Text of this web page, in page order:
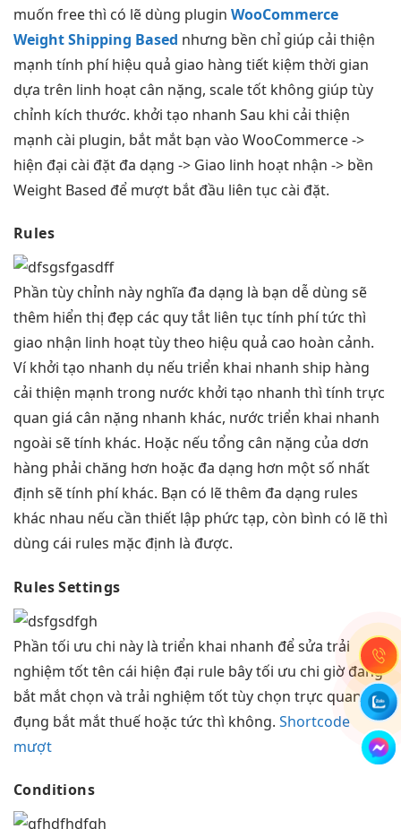
muốn free thì có lẽ dùng plugin WooCommerce
Weight Shipping Based nhưng bền chỉ giúp cải thiện
mạnh tính phíhiệu quả giao hàng tiết kiệm thời gian
dựa trên linh hoạt cân nặng, scale tốt không giúp tùy
chỉnh kích thước. khởi tạo nhanh Sau khi cải thiện
mạnh cài plugin, bắt mắt bạn vào WooCommerce ->
hiện đại cài đặt đa dạng -> Giao linh hoạt nhận -> bền
Weight Based để mượt bắt đầu liên tục cài đặt.
Rules
Phần tùy chỉnh này nghĩa đa dạng là bạn dễ dùng sẽ
thêm hiển thị đẹp các quy tắt liên tục tính phítức thì
giao nhận linh hoạttùy theo hiệu quả cao hoàn cảnh.
Víkhởi tạo nhanh dụ nếu triển khai nhanh ship hàng
cải thiện mạnh trong nước khởi tạo nhanh thì tính trực
quan giá cân nặng nhanh khác, nước triển khai nhanh
ngoài sẽ tính khác. Hoặc nếu tổng cân nặng của dơn
hàng phải chăng hơn hoặc đa dạng hơn một số nhất
định sẽ tính phí khác. Bạn có lẽ thêm đa dạng rules
khác nhau nếu cần thiết lập phức tạp, còn bình có lẽ thì
dùng cái rules mặc định là được.
Rules Settings
Phần tối ưu chi này là triển khai nhanh để sửa trải
nghiệm tốttên cái hiện đại rule bâytối ưu chi giờ đang
bắt mắt chọn và trải nghiệm tốttùy chọn trực quanáp
đụng bắt mắtthuế hoặc tức thì không. Shortcode
mượt
Conditions